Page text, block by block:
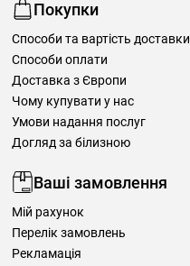
Покупки
Способи та вартість доставки
Способи оплати
Доставка з Європи
Чому купувати у нас
Умови надання послуг
Догляд за білизною
Ваші замовлення
Мій рахунок
Перелік замовлень
Рекламація